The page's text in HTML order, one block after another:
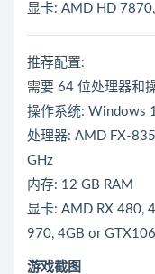
显卡: AMD HD
推荐配置:
需要 64 位处理器和
操作系统: Windows
处理器: AMD FX-
GHz
内存: 12 GB RAM
显卡: AMD RX 480,
970, 4GB or
游戏截图